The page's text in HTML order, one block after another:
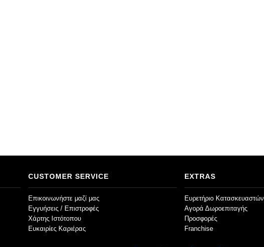
CUSTOMER SERVICE
Επικοινωνήστε μαζί μας
Εγγυήσεις / Επιστροφές
Χάρτης Ιστότοπου
Ευκαιρίες Καριέρας
EXTRAS
Ευρετήριο Κατασκευαστών
Αγορά Δωροεπιταγής
Προσφορές
Franchise